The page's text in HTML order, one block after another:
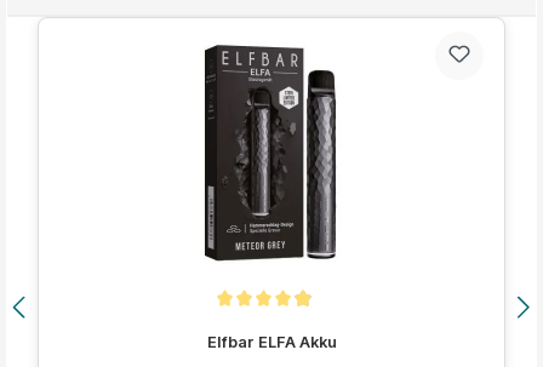
Produktgalerie überspringen
Elfbar ELFA Akku